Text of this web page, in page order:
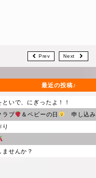
Prev Next
最近の投稿
いで、にぎったよ！！
ラブ
＆ベビーの日
申し込み
せんか？